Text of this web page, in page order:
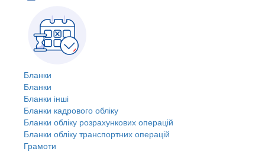
Бланки
Бланки
Бланки інші
Бланки кадрового обліку
Бланки обліку розрахункових операцій
Бланки обліку транспортних операцій
Грамоти